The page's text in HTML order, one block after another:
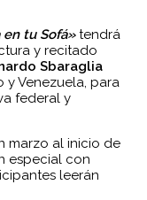
en tu Sofá»tendrá
y recitado
Sbaraglia
y Venezuela, para
federal y
marzo al inicio de
especial con
leerán